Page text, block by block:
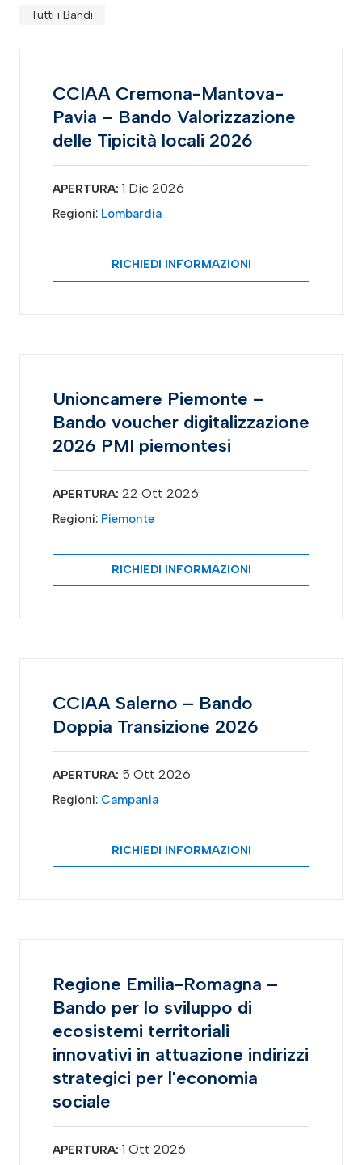
Tutti i Bandi
CCIAA Cremona-Mantova-
Pavia – Bando Valorizzazione
delle Tipicità locali 2026
APERTURA: 1 Dic 2026
Regioni: Lombardia
RICHIEDI INFORMAZIONI
Unioncamere Piemonte –
Bando voucher digitalizzazione
2026 PMI piemontesi
APERTURA: 22 Ott 2026
Regioni: Piemonte
RICHIEDI INFORMAZIONI
CCIAA Salerno – Bando
Doppia Transizione 2026
APERTURA: 5 Ott 2026
Regioni: Campania
RICHIEDI INFORMAZIONI
Regione Emilia-Romagna –
Bando per lo sviluppo di
ecosistemi territoriali
innovativi in attuazione indirizzi
strategici per l'economia
sociale
APERTURA: 1 Ott 2026